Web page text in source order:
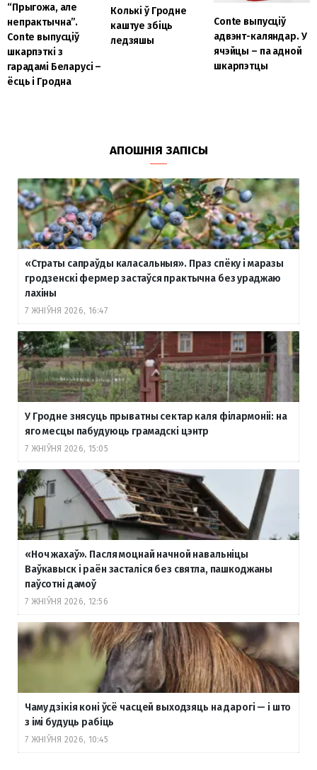
“Прыгожа, але
непрактычна”.
Conte выпусціў
шкарпэткі з
гарадамі Беларусі –
ёсць і Гродна
Колькі ў Гродне
каштуе збіць
ледзяшы
Conte выпусціў
адвэнт-каляндар. У
ячэйцы – па адной
шкарпэтцы
АПОШНІЯ ЗАПІСЫ
«Страты сапраўды каласальныя». Праз спёку і маразы
гродзенскі фермер застаўся практычна без ураджаю
лахіны
7 ЖНІЎНЯ 2026, 16:47
У Гродне знясуць прыватны сектар каля філармоніі: на
яго месцы пабудуюць грамадскі цэнтр
7 ЖНІЎНЯ 2026, 15:05
«Ноч жахаў». Пасля моцнай начной навальніцы
Ваўкавыск і раён засталіся без святла, пашкоджаны
паўсотні дамоў
7 ЖНІЎНЯ 2026, 12:56
Чаму дзікія коні ўсё часцей выходзяць на дарогі — і што
з імі будуць рабіць
7 ЖНІЎНЯ 2026, 10:45